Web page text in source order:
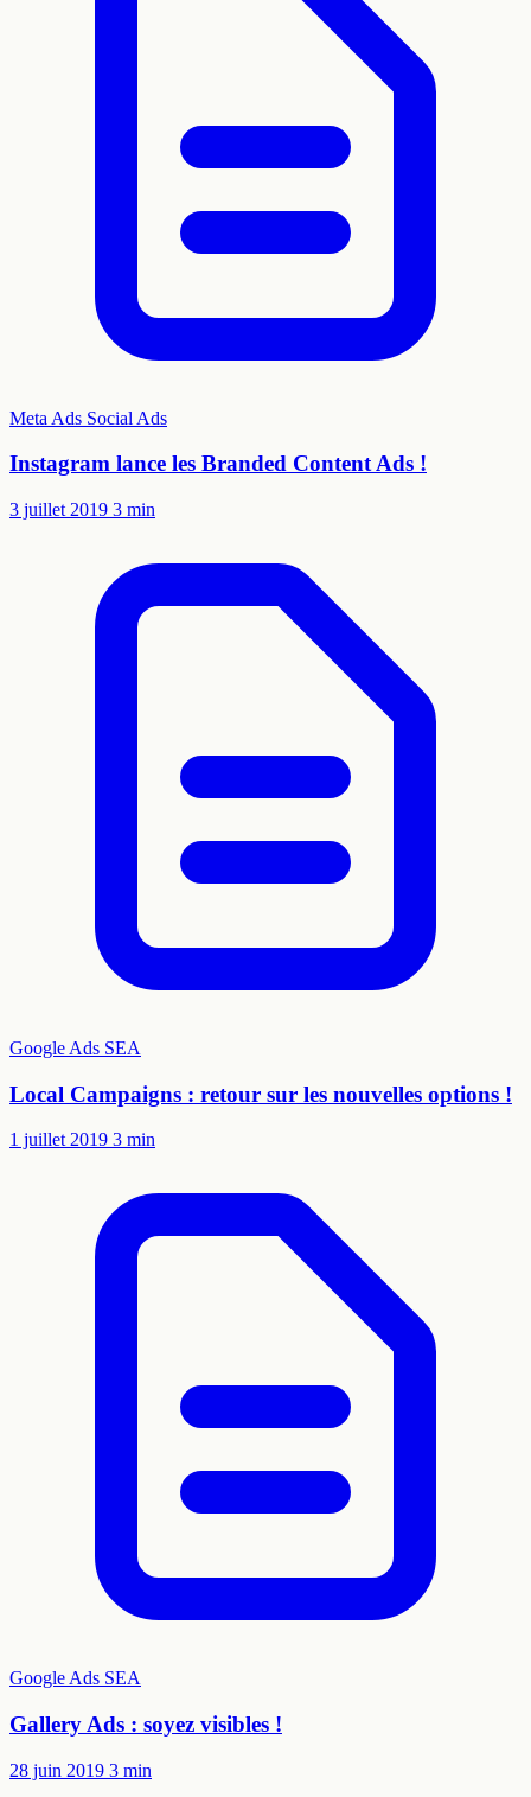
Meta Ads Social Ads
Instagram lance les Branded Content Ads !
3 juillet 2019 3 min
Google Ads SEA
Local Campaigns : retour sur les nouvelles options !
1 juillet 2019 3 min
Google Ads SEA
Gallery Ads : soyez visibles !
28 juin 2019 3 min